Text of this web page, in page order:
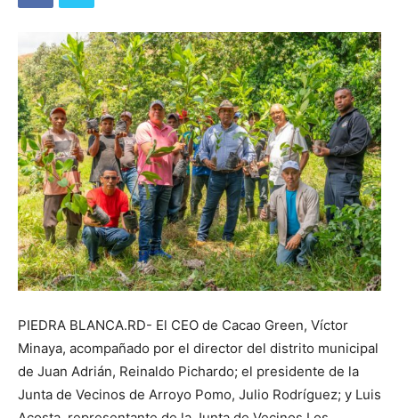
PIEDRA BLANCA.RD- El CEO de Cacao Green, Víctor
Minaya, acompañado por el director del distrito municipal
de Juan Adrián, Reinaldo Pichardo; el presidente de la
Junta de Vecinos de Arroyo Pomo, Julio Rodríguez; y Luis